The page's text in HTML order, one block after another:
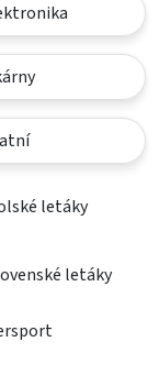
letáky
letáky